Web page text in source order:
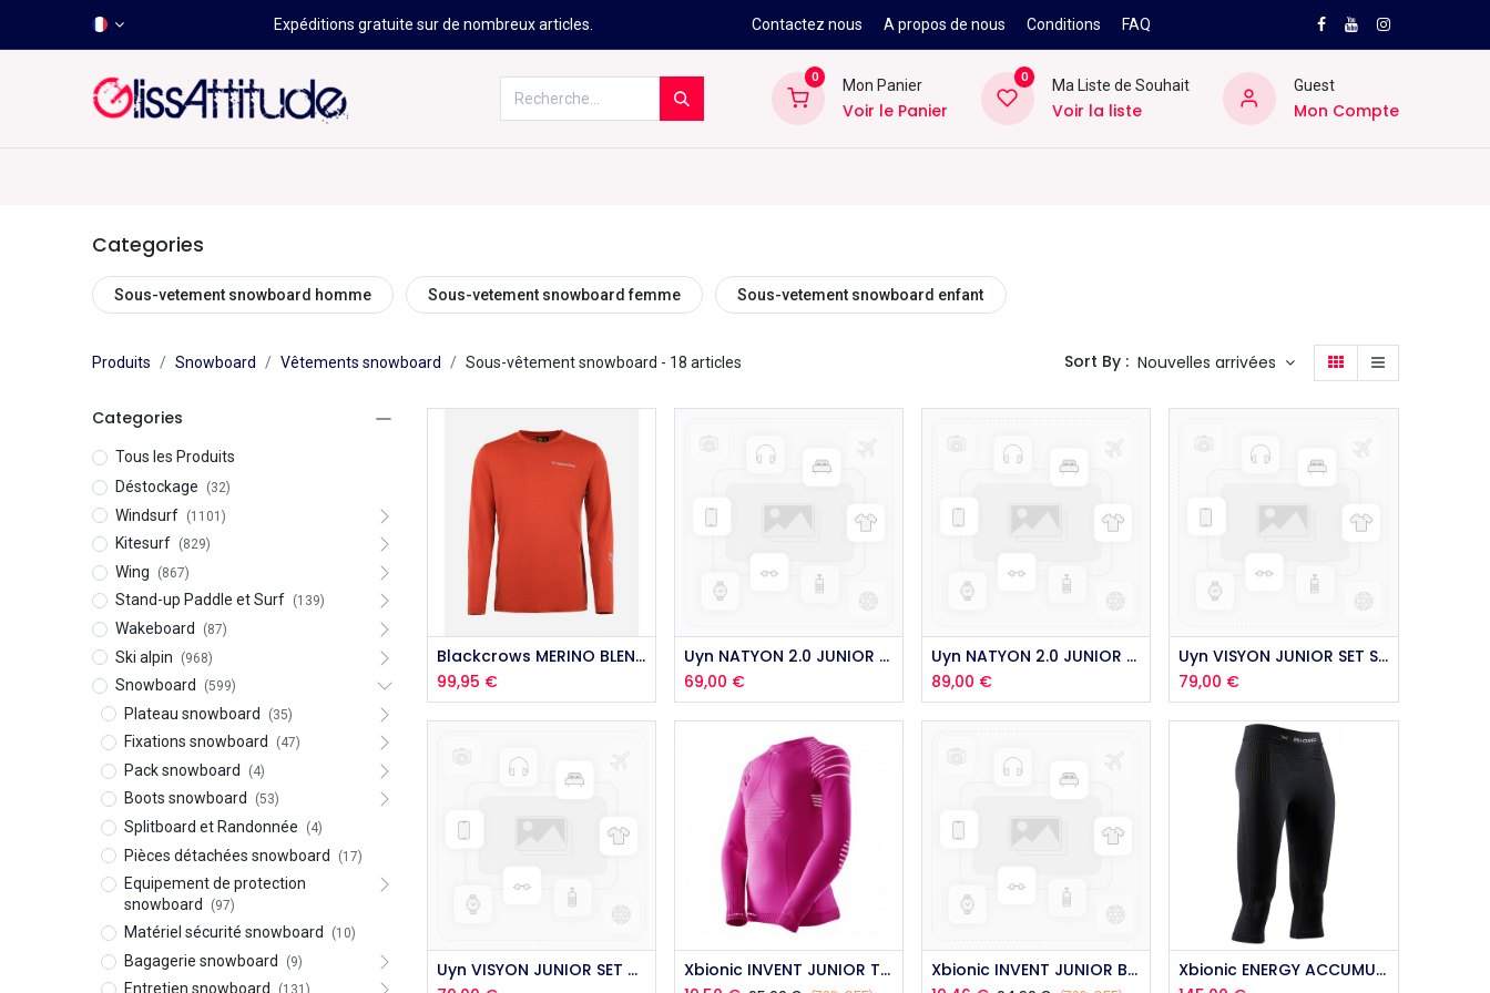
Expéditions gratuite sur de nombreux articles. Contactez nous A propos de nous Conditions FAQ
0
Mon Panier
Voir le Panier
0
Ma Liste de Souhait
Voir la liste
Guest
Mon Compte
Categories
Sous-vetement snowboard homme Sous-vetement snowboard femme Sous-vetement snowboard enfant
Produits Snowboard Vêtements snowboard Sous-vêtement snowboard - 18 articles Sort By : Nouvelles arrivées
Categories
Tous les Produits
Déstockage
(32)
Windsurf (1101)
Kitesurf (829)
Wing (867)
Stand-up Paddle et Surf (139)
Wakeboard (87)
Ski alpin (968)
Snowboard (599)
Plateau snowboard (35)
Fixations snowboard (47)
Pack snowboard (4)
Boots snowboard (53)
Splitboard et Randonnée (4)
Pièces détachées snowboard (17)
Equipement de protection
snowboard
(97)
Matériel sécurité snowboard (10)
Bagagerie snowboard (9)
Entretien snowboard
Ajouter au panier
Blackcrows MERINO BLEND RUST 2024
99,95 €
Uyn NATYON 2.0 JUNIOR PANTS FRANCE 2021
69,00 €
Uyn NATYON 2.0 JUNIOR SHIRT FRANCE 2021
89,00 €
Ajouter au panier
Uyn VISYON JUNIOR SET SWEET PINK 2021
79,00 €
Uyn VISYON JUNIOR SET ROYAL SUNNY 2021
Xbionic INVENT JUNIOR TOP ROSE 8ans 2018
Ajouter au panier
Xbionic INVENT JUNIOR BOY PANT 10ans 2017
Xbionic ENERGY ACCUMULATOR 4.0 PANTS 3/4 FEMME